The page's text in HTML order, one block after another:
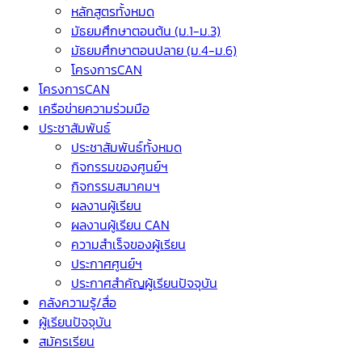
หลักสูตรทั้งหมด
มัธยมศึกษาตอนต้น (ม.1-ม.3)
มัธยมศึกษาตอนปลาย (ม.4-ม.6)
โครงการCAN
โครงการCAN
เครือข่ายความร่วมมือ
ประชาสัมพันธ์
ประชาสัมพันธ์ทั้งหมด
กิจกรรมของศูนย์ฯ
กิจกรรมสมาคมฯ
ผลงานผู้เรียน
ผลงานผู้เรียน CAN
ความสำเร็จของผู้เรียน
ประกาศศูนย์ฯ
ประกาศสำคัญผู้เรียนปัจจุบัน
คลังความรู้/สื่อ
ผู้เรียนปัจจุบัน
สมัครเรียน